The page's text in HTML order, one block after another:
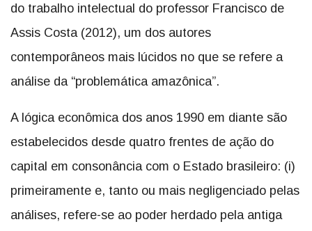
do trabalho intelectual do professor Francisco de
Assis Costa (2012), um dos autores
contemporâneos mais lúcidos no que se refere a
análise da “problemática amazônica”.
A lógica econômica dos anos 1990 em diante são
estabelecidos desde quatro frentes de ação do
capital em consonância com o Estado brasileiro: (i)
primeiramente e, tanto ou mais negligenciado pelas
análises, refere-se ao poder herdado pela antiga